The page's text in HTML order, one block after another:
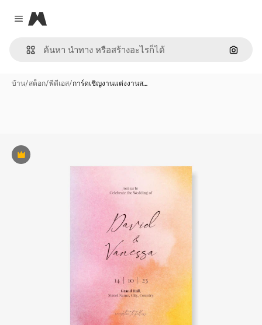
Close menu
Magnific
ค้นหา
บ้าน/สต็อก/พีดีเอส/การ์ดเชิญงานแต่งงานส…
พรีเมี่ยม